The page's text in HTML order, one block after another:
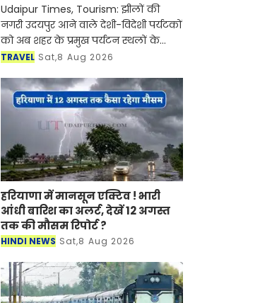
Udaipur Times, Tourism: झीलों की
नगरी उदयपुर आने वाले देशी-विदेशी पर्यटकों
को अब शहर के प्रमुख पर्यटन स्थलों के
साथ-साथ इसकी समृद्ध सांस्कृतिक विरासत,
रूबरू करवान
TRAVEL Sat,8 Aug 2026
हरियाणा में मानसून एक्टिव ! भारी
आंधी बारिश का अलर्ट, देखें 12 अगस्त
तक की मौसम रिपोर्ट ?
HINDI NEWS Sat,8 Aug 2026